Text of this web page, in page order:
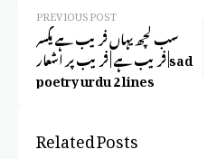
PREVIOUS POST
سب کچھ یہاں فریب ہے یکسر
فریب ہے | فریب پر اشعار |sad
poetry urdu 2 lines
Related Posts